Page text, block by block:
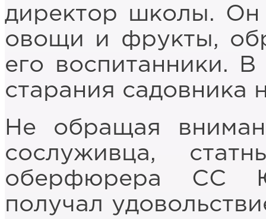
директор школы. Он
овощи и фрукты,
его воспитанники.
старания садовника
Не обращая
сослуживца,
оберфюрера СС
получал